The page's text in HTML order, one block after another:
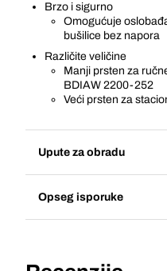
Brzo i sigurno
Omogućuje
bušilice bez napora
Različite veličine
Manji prsten za
BDIAW 2200-252
Veći prsten za
Upute za obradu
Opseg isporuke